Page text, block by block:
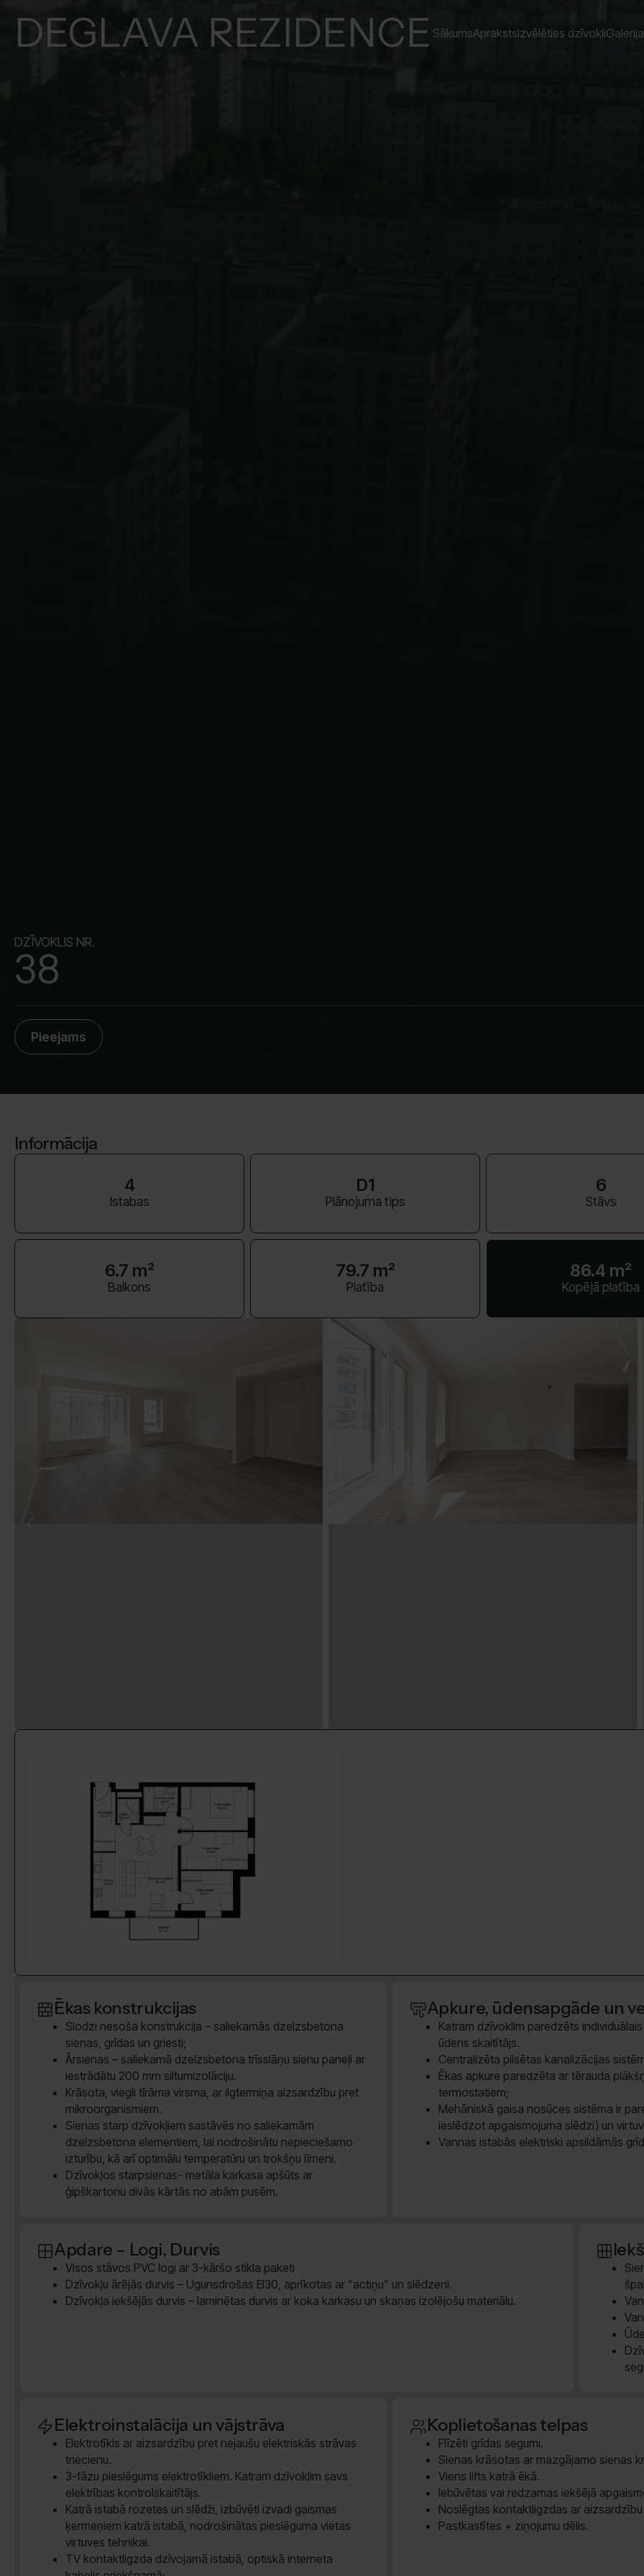
DEGLAVA REZIDENCE SākumsAprakstsIzvēlēties dzīvokliGalerija
DZĪVOKLIS NR.
38
Pieejams
Informācija
4
Istabas
D1
Plānojuma tips
6
Stāvs
6.7 m²
Balkons
79.7 m²
Platība
86.4 m²
Kopējā platība
Ēkas konstrukcijas
Slodzi nesoša konstrukcija – saliekamās dzelzsbetona
sienas, grīdas un griesti;
Ārsienas – saliekamā dzelzsbetona trīsslāņu sienu paneļi ar
iestrādātu 200 mm siltumizolāciju.
Krāsota, viegli tīrāma virsma, ar ilgtermiņa aizsardzību pret
mikroorganismiem.
Sienas starp dzīvokļiem sastāvēs no saliekamām
dzelzsbetona elementiem, lai nodrošinātu nepieciešamo
izturību, kā arī optimālu temperatūru un trokšņu līmeni.
Dzīvokļos starpsienas- metāla karkasa apšūts ar
ģipškartonu divās kārtās no abām pusēm.
Apkure, ūdensapgāde un
Katram dzīvoklim paredzēts
ūdens skaitītājs.
Centralizēta pilsētas kanalizācijas
Ēkas apkure paredzēta ar tērauda
termostatiem;
Mehāniskā gaisa nosūces sistēma ir
ieslēdzot apgaismojuma slēdzi) un
Vannas istabās elektriski apsildāmās
Apdare – Logi, Durvis
Visos stāvos PVC logi ar 3-kāršo stikla paketi
Dzīvokļu ārējās durvis – Ugunsdrošas EI30, aprīkotas ar “actiņu” un slēdzeni.
Dzīvokļa iekšējās durvis – laminētas durvis ar koka karkasu un skaņas izolējošu materiālu.
Elektroinstalācija un vājstrāva
Elektrotīkls ar aizsardzību pret nejaušu elektriskās strāvas
triecienu.
3-fāzu pieslēgums elektrotīkliem. Katram dzīvoklim savs
elektrības kontrolskaitītājs.
Katrā istabā rozetes un slēdži, izbūvēti izvadi gaismas
ķermeņiem katrā istabā, nodrošinātas pieslēguma vietas
virtuves tehnikai.
TV kontaktligzda dzīvojamā istabā, optiskā interneta
Koplietošanas telpas
Flīzēti grīdas segumi.
Sienas krāsotas ar mazgājamo sienas
Viens lifts katrā ēkā.
Iebūvētas vai redzamas iekšējā
Noslēgtas kontaktligzdas ar
Pastkastītes + ziņojumu dēlis.